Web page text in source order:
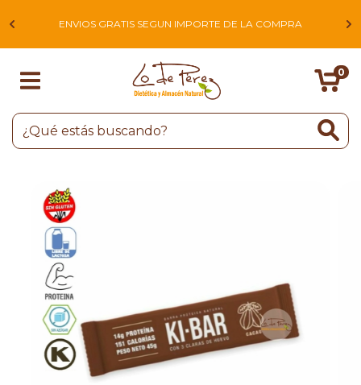
ENVIOS GRATIS SEGUN IMPORTE DE LA COMPRA
0